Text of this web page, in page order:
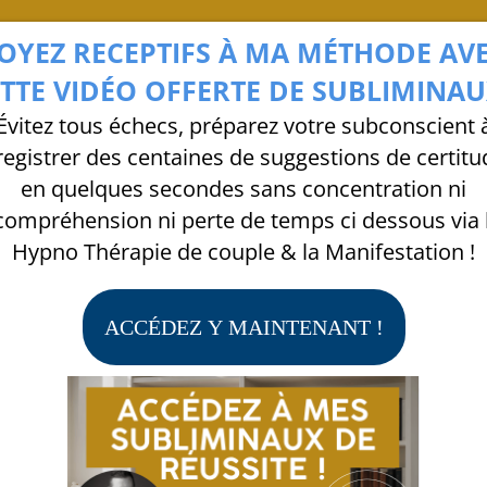
RECEPTIFS À MA MÉTHODE
VIDÉO OFFERTE DE
tous échecs, préparez votre subconscient
des centaines de suggestions de
en quelques secondes sans concentration ni
ni perte de temps ci dessous via
Hypno Thérapie de couple & la Manifestation !
ACCÉDEZ Y MAINTENANT !